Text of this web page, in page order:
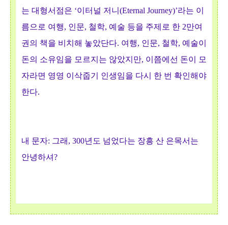
는 대형서점은 ‘이터널 저니(Eternal Journey)’라는 이
름으로 여행, 인문, 철학, 예술 등을 주제로 한 2만여
권의 책을 비치해 놓았단다. 여행, 인문, 철학, 예술이
돈의 소유임을 모르지는 않았지만, 이쯤에선 돈이 모
자라면 영영 이삭줍기 인생임을 다시 한 번 확인해야
한다.
내 문자: 그래, 300년도 넘었다는 장흥 산 은목서는
안녕하셔?